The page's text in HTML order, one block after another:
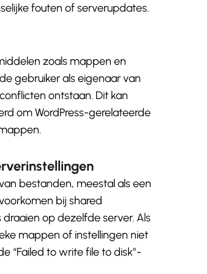
fouten of serverupdates.
zoals mappen en
gebruiker als eigenaar van
ontstaan. Dit kan
om WordPress-gerelateerde
bestanden, meestal als een
bij shared
op dezelfde server. Als
mappen of instellingen niet
“Failed to write file to disk”-